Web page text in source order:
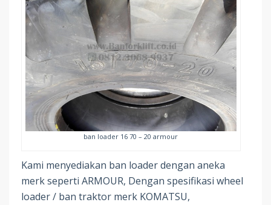
ban loader 16 70 – 20 armour
Kami menyediakan ban loader dengan aneka
merk seperti ARMOUR, Dengan spesifikasi wheel
loader / ban traktor merk KOMATSU,